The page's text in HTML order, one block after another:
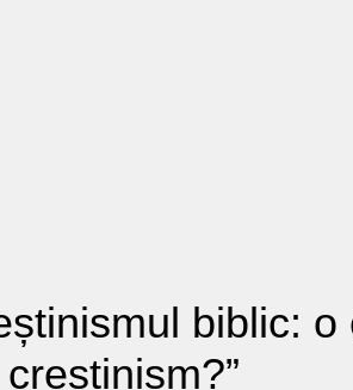
biblic: